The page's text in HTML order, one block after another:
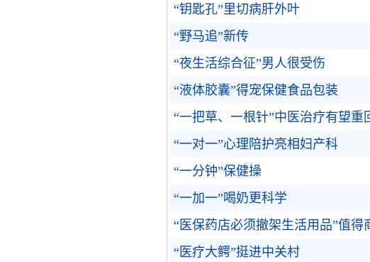
“钥匙孔”里切病肝外叶
“野马追”新传
“夜生活综合征”男人很受伤
“液体胶囊”得宠保健食品包装
“一把草、一根针”中医治疗有望重
“一对一”心理陪护亮相妇产科
“一分钟”保健操
“一加一”喝奶更科学
“医保药店必须撤架生活用品”值得
“医疗大鳄”挺进中关村